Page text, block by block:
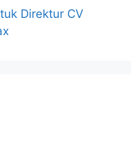
Direktur CV